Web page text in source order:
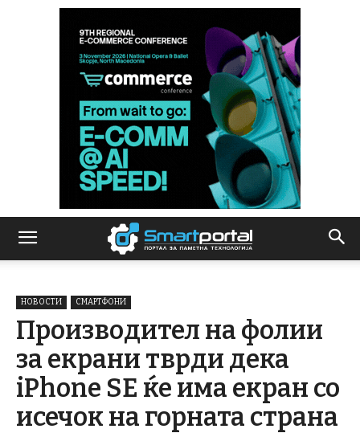
НОВОСТИ СМАРТФОНИ
Производител на фолии
за екрани тврди дека
iPhone SE ќе има екран со
исечок на горната страна